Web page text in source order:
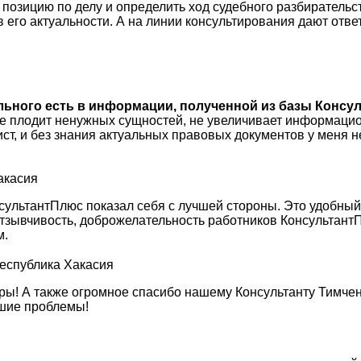
по делу и определить ход судебного
актуальности. А на линии консультирования дают
есть в информации, полученной из базы
плодит ненужных сущностей, не увеличивает
и без знания актуальных правовых документов у
показал себя с лучшей стороны. Это
доброжелательность работников
Хакасия
А также огромное спасибо нашему Консультанту
проблемы!